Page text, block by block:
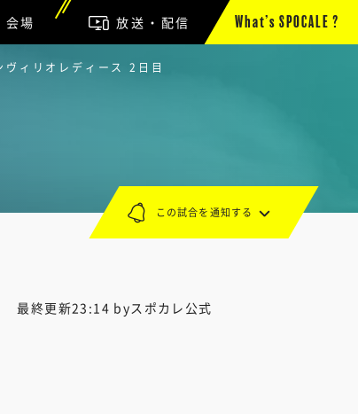
会場 放送・配信 What’s SPOCALE ?
ィリオレディース 2日目
最終更新23:14 byスポカレ公式
この試合を通知する